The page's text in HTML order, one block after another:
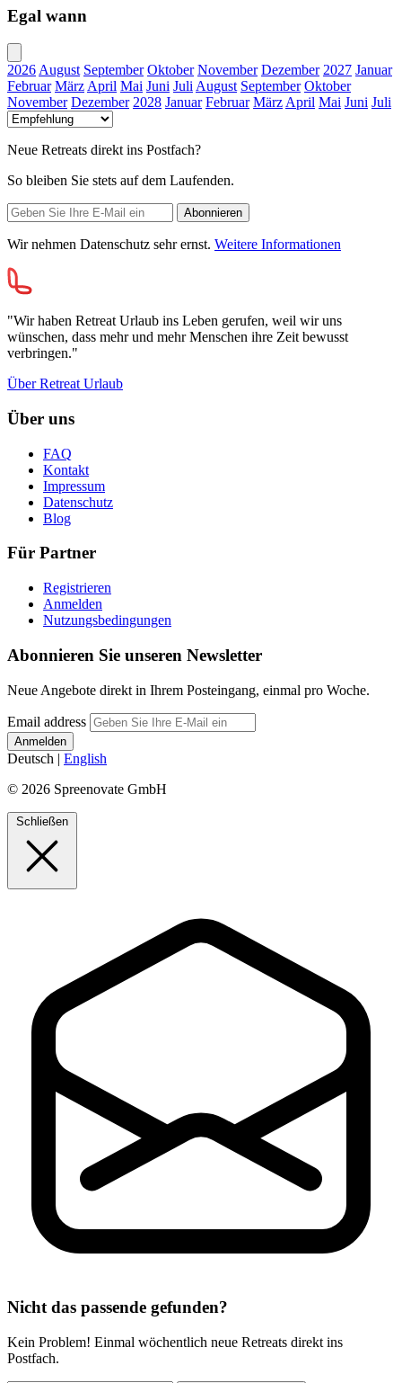
Egal wann
2026 August September Oktober November Dezember 2027 Januar
Februar März April Mai Juni Juli August September Oktober
November Dezember 2028 Januar Februar März April Mai Juni Juli
Neue Retreats direkt ins Postfach?
So bleiben Sie stets auf dem Laufenden.
Wir nehmen Datenschutz sehr ernst. Weitere Informationen
"Wir haben Retreat Urlaub ins Leben gerufen, weil wir uns
wünschen, dass mehr und mehr Menschen ihre Zeit bewusst
verbringen."
Über Retreat Urlaub
Über uns
FAQ
Kontakt
Impressum
Datenschutz
Blog
Für Partner
Registrieren
Anmelden
Nutzungsbedingungen
Abonnieren Sie unseren Newsletter
Neue Angebote direkt in Ihrem Posteingang, einmal pro Woche.
Email address
Deutsch | English
© 2026 Spreenovate GmbH
Schließen
Nicht das passende gefunden?
Kein Problem! Einmal wöchentlich neue Retreats direkt ins
Postfach.